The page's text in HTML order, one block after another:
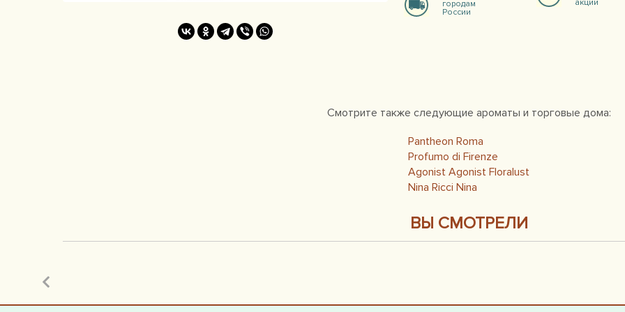
городам
России
акции
Смотрите также следующие ароматы и торговые дома:
Pantheon Roma
Profumo di Firenze
Agonist Agonist Floralust
Nina Ricci Nina
ВЫ СМОТРЕЛИ